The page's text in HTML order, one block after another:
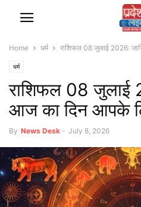
Home धर्म राशिफल 08 जुलाई 2026:
धर्म
राशिफल 08 जुलाई
आज का दिन आपके
By News Desk - July 8, 2026